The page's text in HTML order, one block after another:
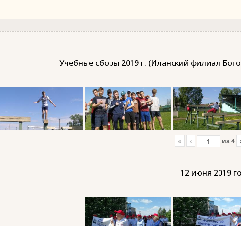
Учебные сборы 2019 г. (Иланский филиал
« ‹ из 4 ›
12 июня 2019